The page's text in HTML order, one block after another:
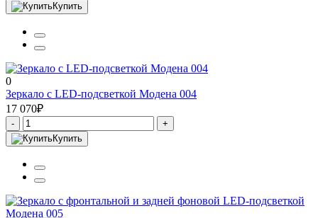
Купить
0
Зеркало с LED-подсветкой Модена 004
17 070₽
-
+
Купить